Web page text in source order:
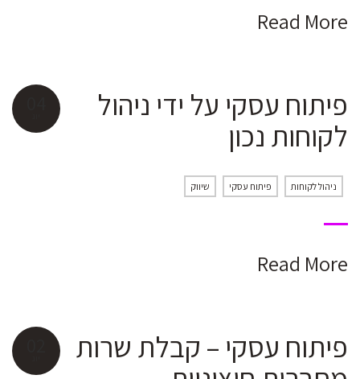
Read More
פיתוח עסקי על ידי ניהול
לקוחות נכון
ניהול לקוחות פיתוח עסקי שיווק
Read More
פיתוח עסקי – קבלת שרות